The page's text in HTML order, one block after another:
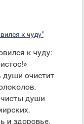
к чуду"
к чуду:
души очистит
души
и здоровье,